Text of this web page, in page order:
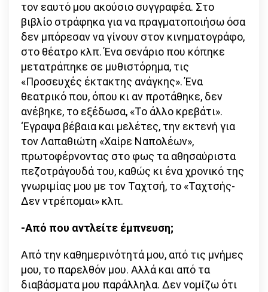
τον εαυτό μου ακούσιο συγγραφέα. Στο
βιβλίο στράφηκα για να πραγματοποιήσω όσα
δεν μπόρεσαν να γίνουν στον κινηματογράφο,
στο θέατρο κλπ. Ένα σενάριο που κόπηκε
μετατράπηκε σε μυθιστόρημα, τις
«Προσευχές έκτακτης ανάγκης». Ένα
θεατρικό που, όπου κι αν προτάθηκε, δεν
ανέβηκε, το εξέδωσα, «Το άλλο κρεβάτι».
‘Εγραψα βέβαια και μελέτες, την εκτενή για
τον Λαπαθιώτη «Χαίρε Ναπολέων»,
πρωτοφέρνοντας στο φως τα αθησαύριστα
πεζοτράγουδά του, καθώς κι ένα χρονικό της
γνωριμίας μου με τον Ταχτσή, το «Ταχτσής-
Δεν ντρέπομαι» κλπ.
-Από που αντλείτε έμπνευση;
Από την καθημερινότητά μου, από τις μνήμες
μου, το παρελθόν μου. Αλλά και από τα
διαβάσματα μου παράλληλα. Δεν νομίζω ότι